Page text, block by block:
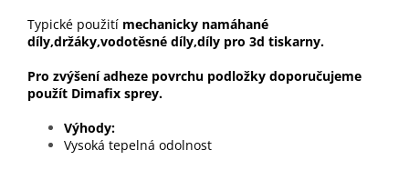
Typické použití mechanicky namáhané
díly,držáky,vodotěsné díly,díly pro 3d tiskarny.
Pro zvýšení adheze povrchu podložky doporučujeme
použít Dimafix sprey.
Vysoká tepelná odolnost